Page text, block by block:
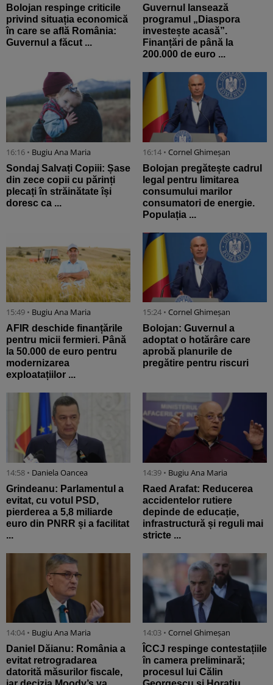
Bolojan respinge criticile
privind situația economică
în care se află România:
Guvernul a făcut ...
Guvernul lansează
programul „Diaspora
investește acasă”.
Finanțări de până la
200.000 de euro ...
16:16 • Bugiu ⁠Ana Maria
Sondaj Salvați Copiii: Șase
din zece copii cu părinți
plecați în străinătate își
doresc ca ...
16:14 • Cornel Ghimeșan
Bolojan pregătește cadrul
legal pentru limitarea
consumului marilor
consumatori de energie.
Populația ...
15:49 • Bugiu ⁠Ana Maria
AFIR deschide finanțările
pentru micii fermieri. Până
la 50.000 de euro pentru
modernizarea
exploatațiilor ...
15:24 • Cornel Ghimeșan
Bolojan: Guvernul a
adoptat o hotărâre care
aprobă planurile de
pregătire pentru riscuri
14:58 • Daniela Oancea
Grindeanu: Parlamentul a
evitat, cu votul PSD,
pierderea a 5,8 miliarde
euro din PNRR și a facilitat
...
14:39 • Bugiu ⁠Ana Maria
Raed Arafat: Reducerea
accidentelor rutiere
depinde de educație,
infrastructură și reguli mai
stricte ...
14:04 • Bugiu ⁠Ana Maria
Daniel Dăianu: România a
evitat retrogradarea
datorită măsurilor fiscale,
14:03 • Cornel Ghimeșan
ÎCCJ respinge contestațiile
în camera preliminară;
procesul lui Călin